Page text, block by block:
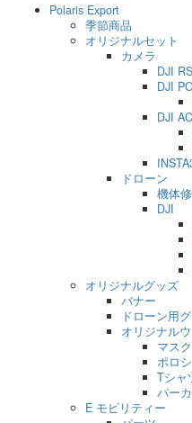
Polaris Export
季節商品
オリジナルセット
カメラ
DJI
DJI
DJI
ドローン
機体
DJI
オリジナルグッズ
バナー
ドローン用
オリジナル
マスク
ポロ
Tシャ
パー
E モビリティー